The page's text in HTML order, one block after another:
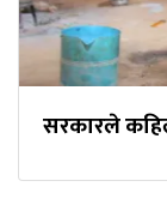
सरकारले